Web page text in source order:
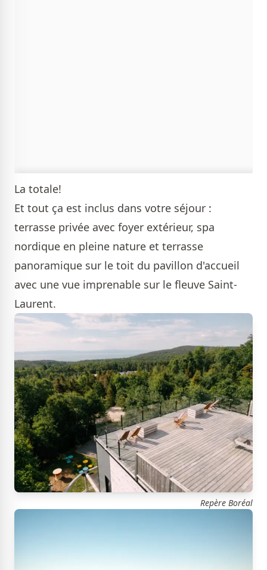
La totale!
Et tout ça est inclus dans votre séjour :
terrasse privée avec foyer extérieur, spa
nordique en pleine nature et terrasse
panoramique sur le toit du pavillon d'accueil
avec une vue imprenable sur le fleuve Saint-
Laurent.
Repère Boréal